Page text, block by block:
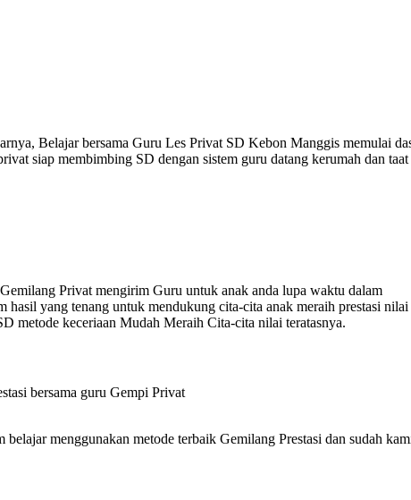
Belajar bersama Guru Les Privat SD Kebon Manggis memulai
siap membimbing SD dengan sistem guru datang kerumah dan taat
Privat mengirim Guru untuk anak anda lupa waktu dalam
hasil yang tenang untuk mendukung cita-cita anak meraih prestasi nilai
metode keceriaan Mudah Meraih Cita-cita nilai teratasnya.
bersama guru Gempi Privat
menggunakan metode terbaik Gemilang Prestasi dan sudah